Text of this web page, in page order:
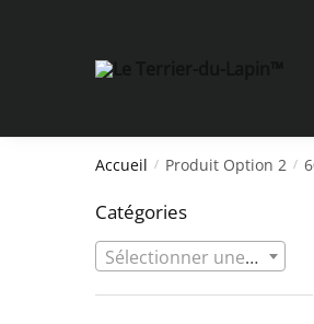
Accueil / Produit Option 2 /
Catégories
Sélectionner une catégorie